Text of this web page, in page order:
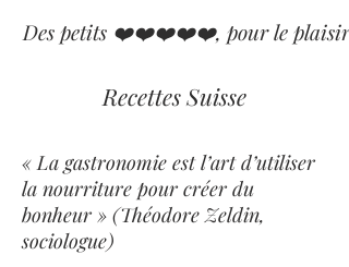
Des petits ❤️❤️❤️❤️❤️, pour le plaisir
Recettes Suisse
« La gastronomie est l’art d’utiliser
la nourriture pour créer du
bonheur » (Théodore Zeldin,
sociologue)